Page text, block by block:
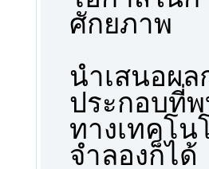
ศักยภาพ
2.3 ขั้น
นำเสนอผ
ประกอบที่
ทางเทคโ
จำลองก็ได้